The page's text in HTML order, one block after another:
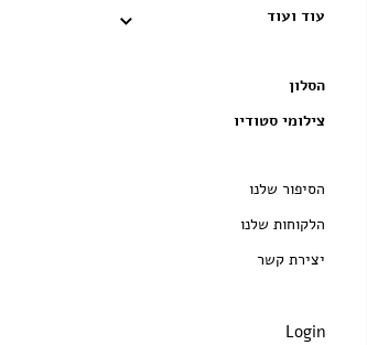
עוד ועוד
הסלון
צילומי סטודיו
הסיפור שלנו
הלקוחות שלנו
יצירת קשר
Login